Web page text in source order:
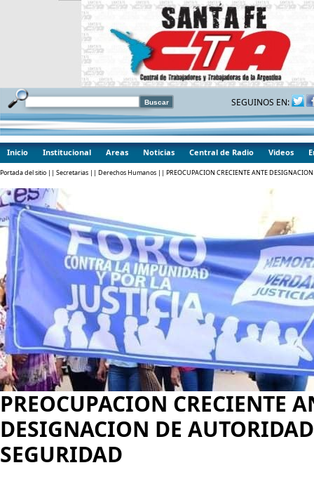
SEGUINOS EN:
Inicio Institucional Areas Noticias Central de Radio Videos
Portada del sitio || Secretarias || Derechos Humanos || PREOCUPACION CRECIENTE ANTE
PREOCUPACION CRECIENTE
DESIGNACION DE
SEGURIDAD